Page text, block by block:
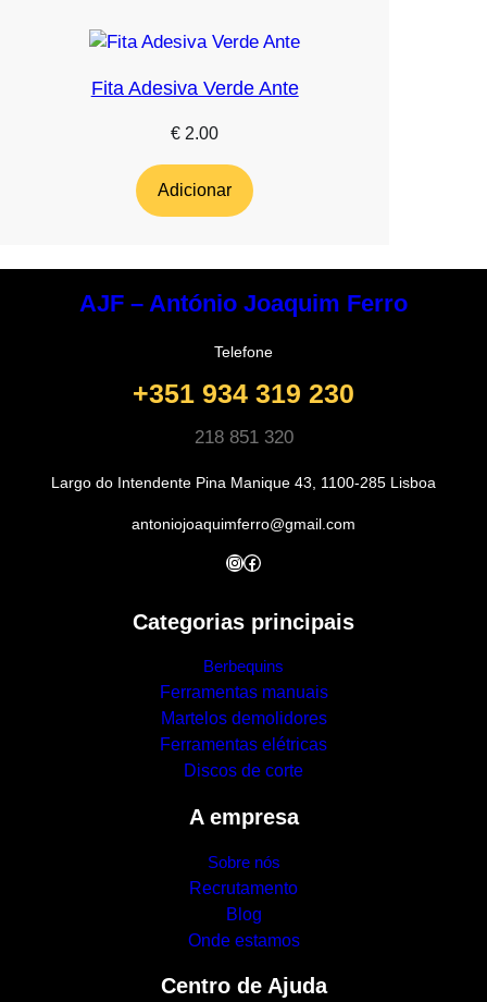
Fita Adesiva Verde Ante
€ 2.00
Adicionar
AJF – António Joaquim Ferro
Telefone
+351 934 319 230
218 851 320
Largo do Intendente Pina Manique 43, 1100-285 Lisboa
antoniojoaquimferro@gmail.com
InstagramFacebook
Categorias principais
Berbequins
Ferramentas manuais
Martelos demolidores
Ferramentas elétricas
Discos de corte
A empresa
Sobre nós
Recrutamento
Blog
Onde estamos
Centro de Ajuda